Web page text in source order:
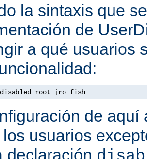
la sintaxis que
de
a qué usuarios
disabled root jro fish
de aquí
usuarios
declaración